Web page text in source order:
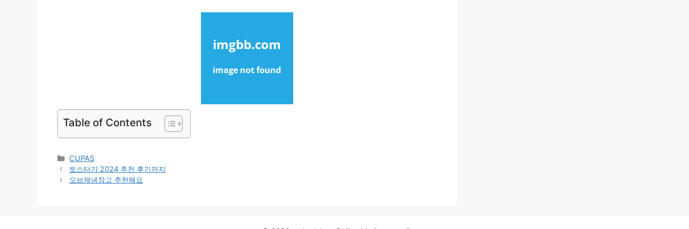
Table of Contents
Categories
CUPAS
토스터기 2024 추천 후기까지
오브제냉장고 추천해요